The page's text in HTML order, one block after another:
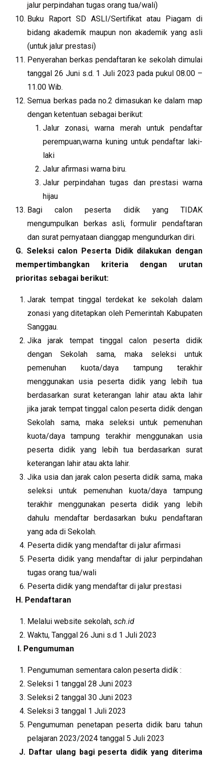
jalur perpindahan tugas orang tua/wali)
Buku Raport SD ASLI/Sertifikat atau Piagam di
bidang akademik maupun non akademik yang asli
(untuk jalur prestasi)
Penyerahan berkas pendaftaran ke sekolah dimulai
tanggal 26 Juni s.d. 1 Juli 2023 pada pukul 08.00 –
11.00 Wib.
Semua berkas pada no.2 dimasukan ke dalam map
dengan ketentuan sebagai berikut:
Jalur zonasi, warna merah untuk pendaftar
perempuan,warna kuning untuk pendaftar laki-
laki
Jalur afirmasi warna biru.
Jalur perpindahan tugas dan prestasi warna
hijau
Bagi calon peserta didik yang TIDAK
mengumpulkan berkas asli, formulir pendaftaran
dan surat pernyataan dianggap mengundurkan diri.
G. Seleksi calon Peserta Didik dilakukan dengan
mempertimbangkan kriteria dengan urutan
prioritas sebagai berikut:
Jarak tempat tinggal terdekat ke sekolah dalam
zonasi yang ditetapkan oleh Pemerintah Kabupaten
Sanggau.
Jika jarak tempat tinggal calon peserta didik
dengan Sekolah sama, maka seleksi untuk
pemenuhan kuota/daya tampung terakhir
menggunakan usia peserta didik yang lebih tua
berdasarkan surat keterangan lahir atau akta lahir
jika jarak tempat tinggal calon peserta didik dengan
Sekolah sama, maka seleksi untuk pemenuhan
kuota/daya tampung terakhir menggunakan usia
peserta didik yang lebih tua berdasarkan surat
keterangan lahir atau akta lahir.
Jika usia dan jarak calon peserta didik sama, maka
seleksi untuk pemenuhan kuota/daya tampung
terakhir menggunakan peserta didik yang lebih
dahulu mendaftar berdasarkan buku pendaftaran
yang ada di Sekolah.
Peserta didik yang mendaftar di jalur afirmasi
Peserta didik yang mendaftar di jalur perpindahan
tugas orang tua/wali
Peserta didik yang mendaftar di jalur prestasi
H. Pendaftaran
Melalui website sekolah,sch.id
Waktu, Tanggal 26 Juni s.d 1 Juli 2023
I. Pengumuman
Pengumuman sementara calon peserta didik :
Seleksi 1 tanggal 28 Juni 2023
Seleksi 2 tanggal 30 Juni 2023
Seleksi 3 tanggal 1 Juli 2023
Pengumuman penetapan peserta didik baru tahun
pelajaran 2023/2024 tanggal 5 Juli 2023
J. Daftar ulang bagi peserta didik yang diterima